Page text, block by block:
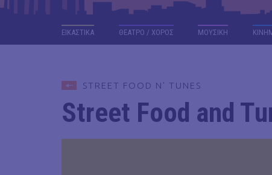
ΕΙΚΑΣΤΙΚΑ ΘΕΑΤΡΟ / ΧΟΡΟΣ ΜΟΥΣΙΚΗ
STREET FOOD N' TUNES
Street Food and